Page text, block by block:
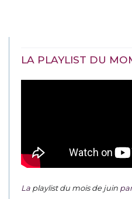
LA PLAYLIST DU
La playlist du mois de juin